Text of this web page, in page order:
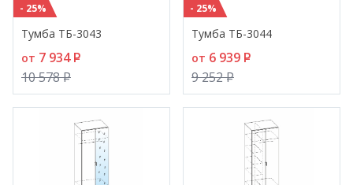
- 25%
Тумба ТБ-3043
от 7 934P
10 578P
- 25%
Тумба ТБ-3044
от 6 939 P
9 252P